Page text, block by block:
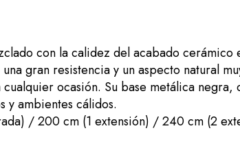
con la calidez del acabado
gran resistencia y un aspecto natural
ocasión. Su base metálica
y ambientes cálidos.
/ 200 cm (1 extensión) / 240 cm (2